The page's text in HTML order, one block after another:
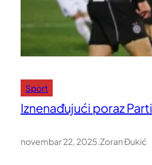
Sport
Iznenađujući poraz
novembar 22, 2025.Zoran Đukić